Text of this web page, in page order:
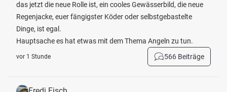
das jetzt die neue Rolle ist, ein cooles Gewässerbild, die neue
Regenjacke, euer fängigster Köder oder selbstgebastelte
Dinge, ist egal.
Hauptsache es hat etwas mit dem Thema Angeln zu tun.
vor 1 Stunde 566 Beiträge